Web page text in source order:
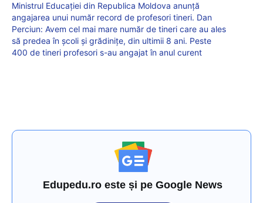
Ministrul Educației din Republica Moldova anunță
angajarea unui număr record de profesori tineri. Dan
Perciun: Avem cel mai mare număr de tineri care au ales
să predea în școli și grădinițe, din ultimii 8 ani. Peste
400 de tineri profesori s-au angajat în anul curent
Edupedu.ro este și pe Google News